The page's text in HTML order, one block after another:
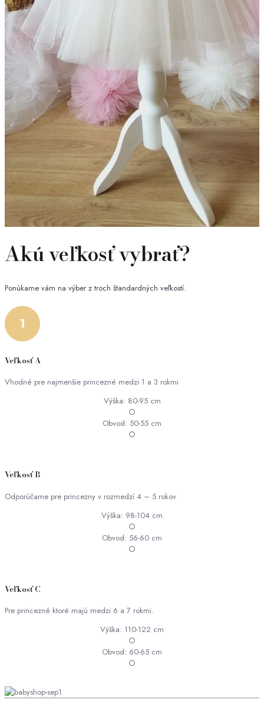
Akú veľkosť vybrať?
Ponúkame vám na výber z troch štandardných veľkostí.
Veľkosť A
Vhodné pre najmenšie princezné medzi 1 a 3 rokmi
Výška: 80-95 cm
○
Obvod: 50-55 cm
○
Veľkosť B
Odporúčame pre princezny v rozmedzí 4 – 5 rokov
Výška: 98-104 cm
○
Obvod: 56-60 cm
○
Veľkosť C
Pre princezné ktoré majú medzi 6 a 7 rokmi.
Výška: 110-122 cm
○
Obvod: 60-65 cm
○